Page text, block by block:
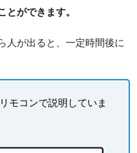
とができます。
人が出ると、一定時間後に
モコンで説明していま